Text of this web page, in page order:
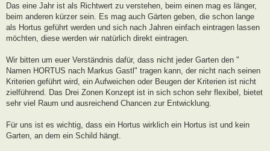
Das eine Jahr ist als Richtwert zu verstehen, beim einen mag es länger,
beim anderen kürzer sein. Es mag auch Gärten geben, die schon lange
als Hortus geführt werden und sich nach Jahren einfach eintragen lassen
möchten, diese werden wir natürlich direkt eintragen.
Wir bitten um euer Verständnis dafür, dass nicht jeder Garten den "
Namen HORTUS nach Markus Gastl" tragen kann, der nicht nach seinen
Kriterien geführt wird, ein Aufweichen oder Beugen der Kriterien ist nicht
zielführend. Das Drei Zonen Konzept ist in sich schon sehr flexibel, bietet
sehr viel Raum und ausreichend Chancen zur Entwicklung.
Für uns ist es wichtig, dass ein Hortus wirklich ein Hortus ist und kein
Garten, an dem ein Schild hängt.